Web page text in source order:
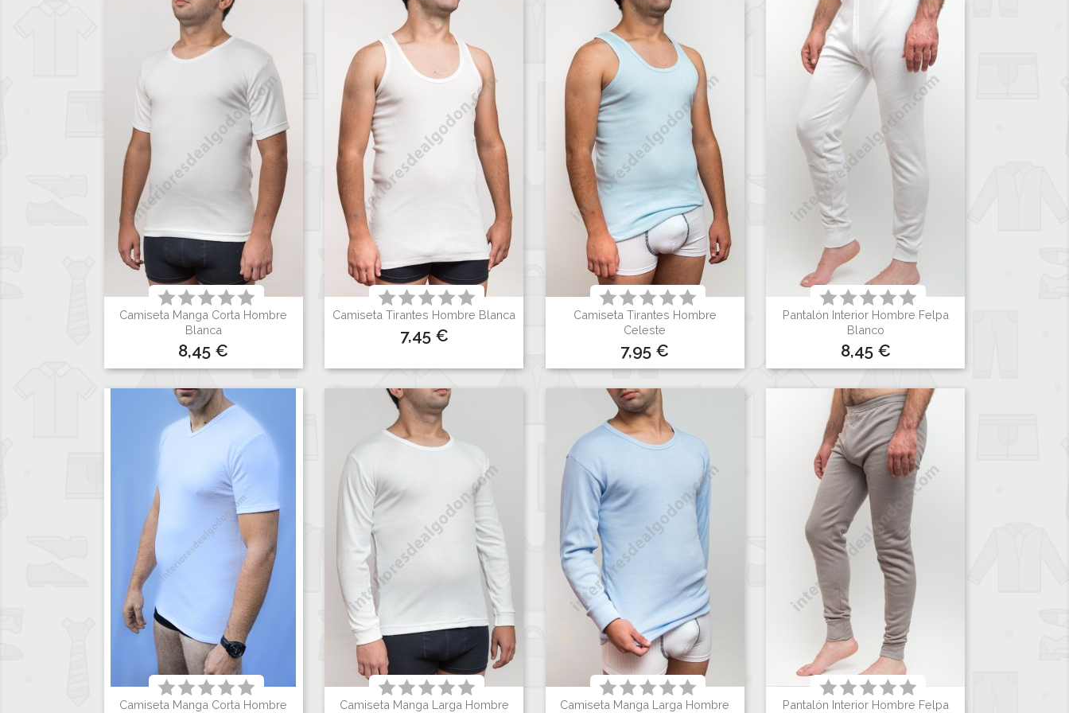
Camiseta Manga Corta Hombre
Blanca
Precio
8,45 €
Vista rápida
Blanco
Camiseta Tirantes Hombre Blanca
Precio
7,45 €
Vista rápida
Camiseta Tirantes Hombre
Celeste
Precio
7,95 €
Vista rápida
Celeste
Pantalón Interior Hombre Felpa
Blanco
Precio
8,45 €
Vista rápida
Blanco
Camiseta Manga Corta Hombre Camiseta Manga Larga Hombre Camiseta Manga Larga Hombre Pantalón Interior Hombre Felpa